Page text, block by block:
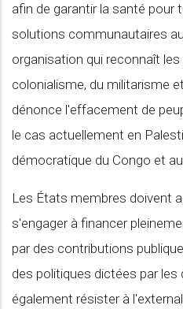
afin de garantir la santé pour
solutions communautaires
organisation qui reconnaît
colonialisme, du militarisme
dénonce l'effacement de
le cas actuellement en
démocratique du Congo et
Les États membres doivent
s'engager à financer
par des contributions
des politiques dictées par
également résister à